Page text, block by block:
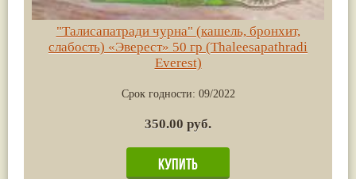
"Талисапатради чурна" (кашель, бронхит,
слабость) «Эверест» 50 гр (Thaleesapathradi
Everest)
Срок годности: 09/2022
350.00 руб.